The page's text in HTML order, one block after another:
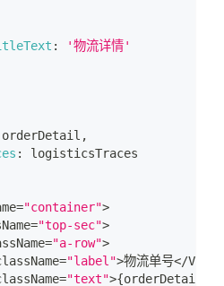
:
'物流详情'
orderDetail ,
:
logisticsTraces
="container">
="top-sec">
="a-row">
="label">物流单号</View
="text">{orderDetail